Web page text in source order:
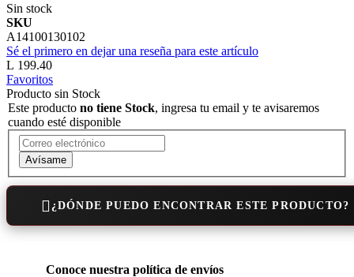
Sin stock
SKU
A14100130102
Sé el primero en dejar una reseña para este artículo
L 199.40
Favoritos
Producto sin Stock
Este producto no tiene Stock, ingresa tu email y te avisaremos
cuando esté disponible
Avísame
¿DÓNDE PUEDO ENCONTRAR ESTE PRODUCTO?
Conoce nuestra política de envíos